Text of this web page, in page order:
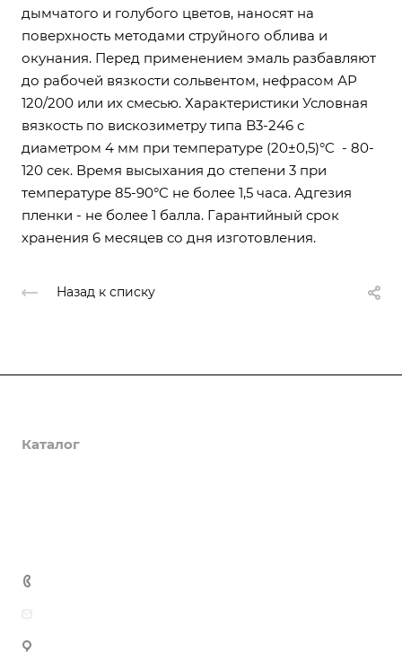
дымчатого и голубого цветов, наносят на
поверхность методами струйного облива и
окунания. Перед применением эмаль разбавляют
до рабочей вязкости сольвентом, нефрасом АР
120/200 или их смесью. Характеристики Условная
вязкость по вискозиметру типа B3-246 с
диаметром 4 мм при температуре (20±0,5)°C - 80-
120 сек. Время высыхания до степени 3 при
температуре 85-90°C не более 1,5 часа. Адгезия
пленки - не более 1 балла. Гарантийный срок
хранения 6 месяцев со дня изготовления.
Назад к списку
Каталог